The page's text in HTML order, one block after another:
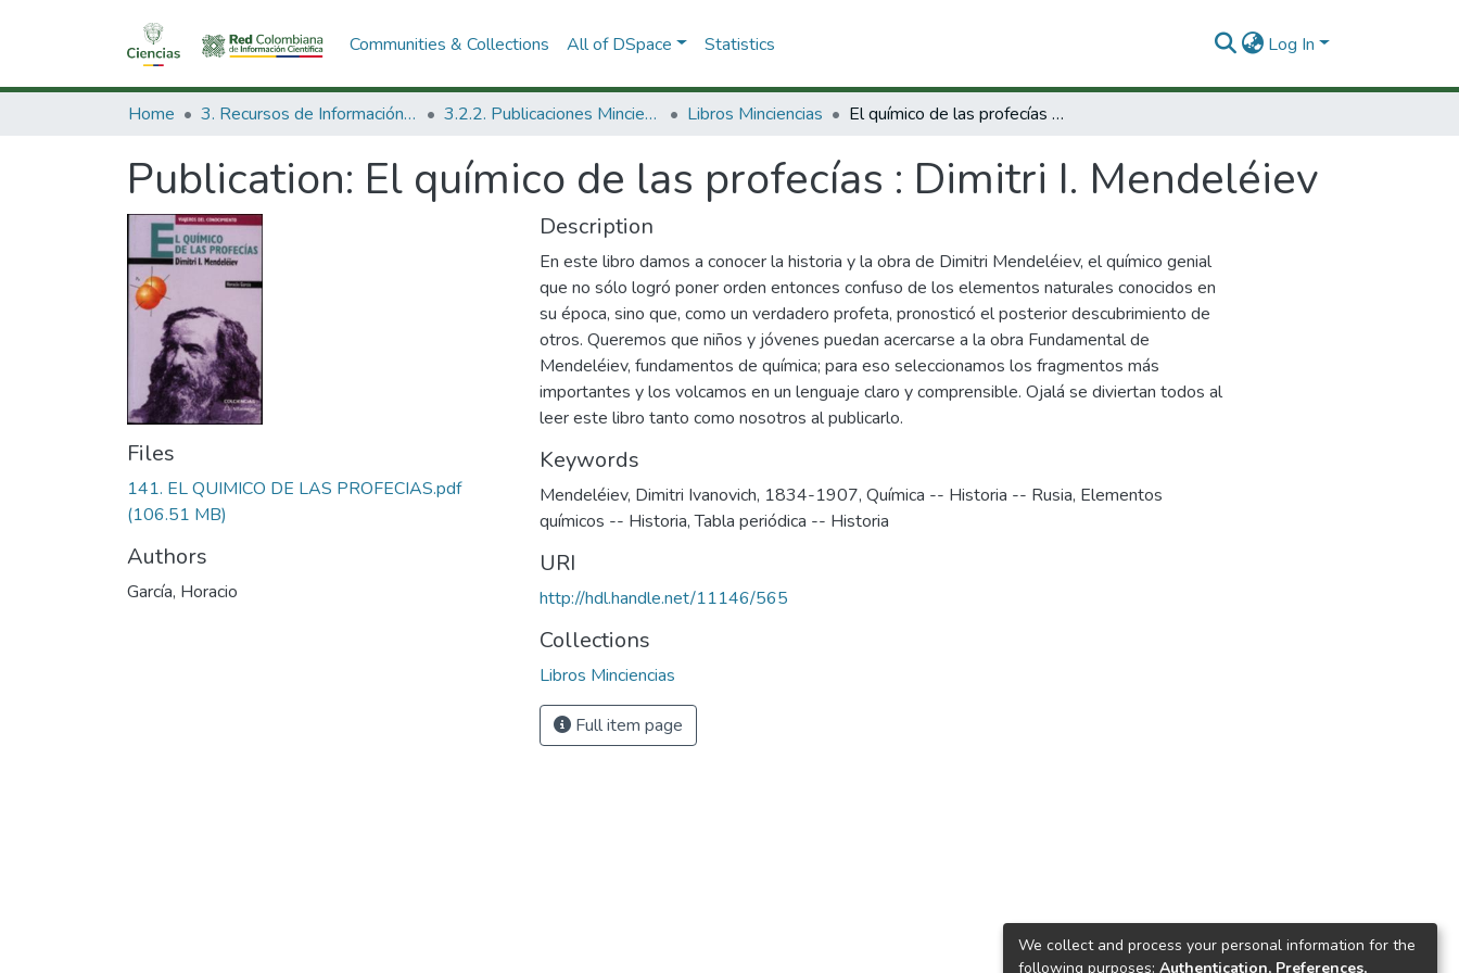
Communities & Collections All of DSpace Statistics Log In
Home 3. Recursos de Información Científica y Tecnológica 3.2.2. Publicaciones Minciencias Libros Minciencias El químico de las profecías : Dimitri I. Mendeléiev
Publication: El químico de las profecías : Dimitri I. Mendeléiev
Files
141. EL QUIMICO DE LAS PROFECIAS.pdf
(106.51 MB)
Authors
García, Horacio
Description
En este libro damos a conocer la historia y la obra de Dimitri Mendeléiev, el químico genial
que no sólo logró poner orden entonces confuso de los elementos naturales conocidos en
su época, sino que, como un verdadero profeta, pronosticó el posterior descubrimiento de
otros. Queremos que niños y jóvenes puedan acercarse a la obra Fundamental de
Mendeléiev, fundamentos de química; para eso seleccionamos los fragmentos más
importantes y los volcamos en un lenguaje claro y comprensible. Ojalá se diviertan todos al
leer este libro tanto como nosotros al publicarlo.
Keywords
Mendeléiev, Dimitri Ivanovich, 1834-1907, Química -- Historia -- Rusia, Elementos
químicos -- Historia,Tabla periódica -- Historia
URI
http://hdl.handle.net/11146/565
Collections
Libros Minciencias
Full item page
We collect and process your personal information for the
following purposes: Authentication, Preferences,